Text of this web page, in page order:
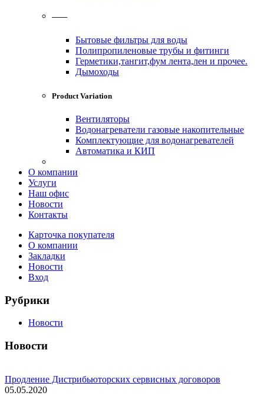
——
Бытовые фильтры для воды
Полипропиленовые трубы и фитинги
Герметики,тангит,фум лента,лен и прочее.
Дымоходы
Product Variation
Вентиляторы
Водонагреватели газовые накопительные
Комплектующие для водонагревателей
Автоматика и КИП
О компании
Услуги
Наш офис
Новости
Контакты
Карточка покупателя
О компании
Закладки
Новости
Вход
Рубрики
Новости
Новости
Продление Дистрибьюторских сервисных договоров
05.05.2020